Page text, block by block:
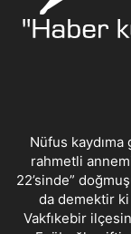
Nüfus
rahmetli
22’sinde”
da demektir ki
Vakfıkebir